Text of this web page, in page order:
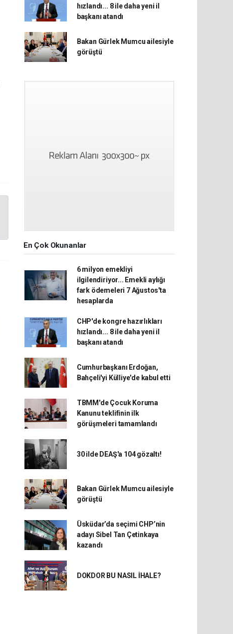
hızlandı... 8 ile daha yeni il
başkanı atandı
Bakan Gürlek Mumcu ailesiyle
görüştü
En Çok Okunanlar
6 milyon emekliyi
ilgilendiriyor... Emekli aylığı
fark ödemeleri 7 Ağustos'ta
hesaplarda
CHP'de kongre hazırlıkları
hızlandı... 8 ile daha yeni il
başkanı atandı
Cumhurbaşkanı Erdoğan,
Bahçeli'yi Külliye'de kabul etti
TBMM'de Çocuk Koruma
Kanunu teklifinin ilk
görüşmeleri tamamlandı
30 ilde DEAŞ'a 104 gözaltı!
Bakan Gürlek Mumcu ailesiyle
görüştü
Üsküdar’da seçimi CHP’nin
adayı Sibel Tan Çetinkaya
kazandı
DOKDOR BU NASIL İHALE?